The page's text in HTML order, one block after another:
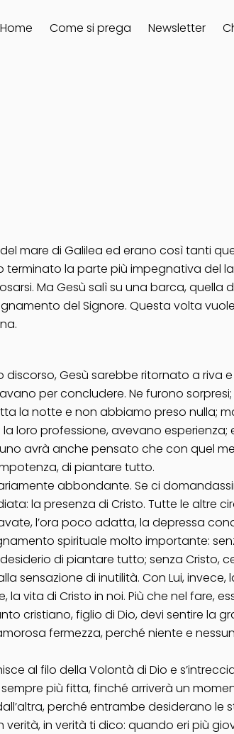
Home Come si prega Newsletter
mare di Galilea ed erano così tanti
la parte più impegnativa del
Ma Gesù salì su una barca, quella
del Signore. Questa volta
Gesù sarebbe ritornato a riva
per concludere. Ne furono
la notte e non abbiamo preso nulla;
loro professione, avevano
avrà anche pensato che con quel
di piantare tutto.
abbondante. Se ci
la presenza di Cristo. Tutte le altre
l’ora poco adatta, la depressa
spirituale molto importante:
di piantare tutto; senza Cristo,
sensazione di inutilità. Con Lui,
vita di Cristo in noi. Più che nel fare,
cristiano, figlio di Dio, devi sentire la
fermezza, perché niente e
al filo della Volontà di Dio e
più fitta, finché arriverà un
perché entrambe desiderano le
in verità ti dico: quando eri più